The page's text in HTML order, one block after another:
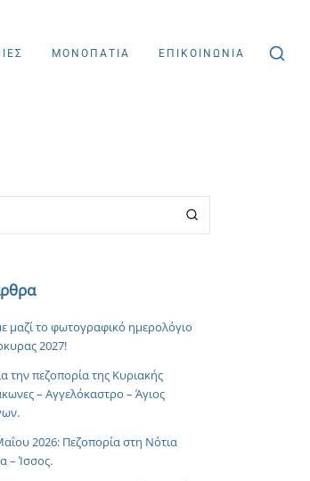
ΜΟΝΟΠΑΤΙΑ ΕΠΙΚΟΙΝΩΝΙΑ
μαζί το φωτογραφικό ημερολόγιο
2027!
την πεζοπορία της Κυριακής
– Αγγελόκαστρο – Άγιος
2026: Πεζοπορία στη Νότια
– Ίσσος.